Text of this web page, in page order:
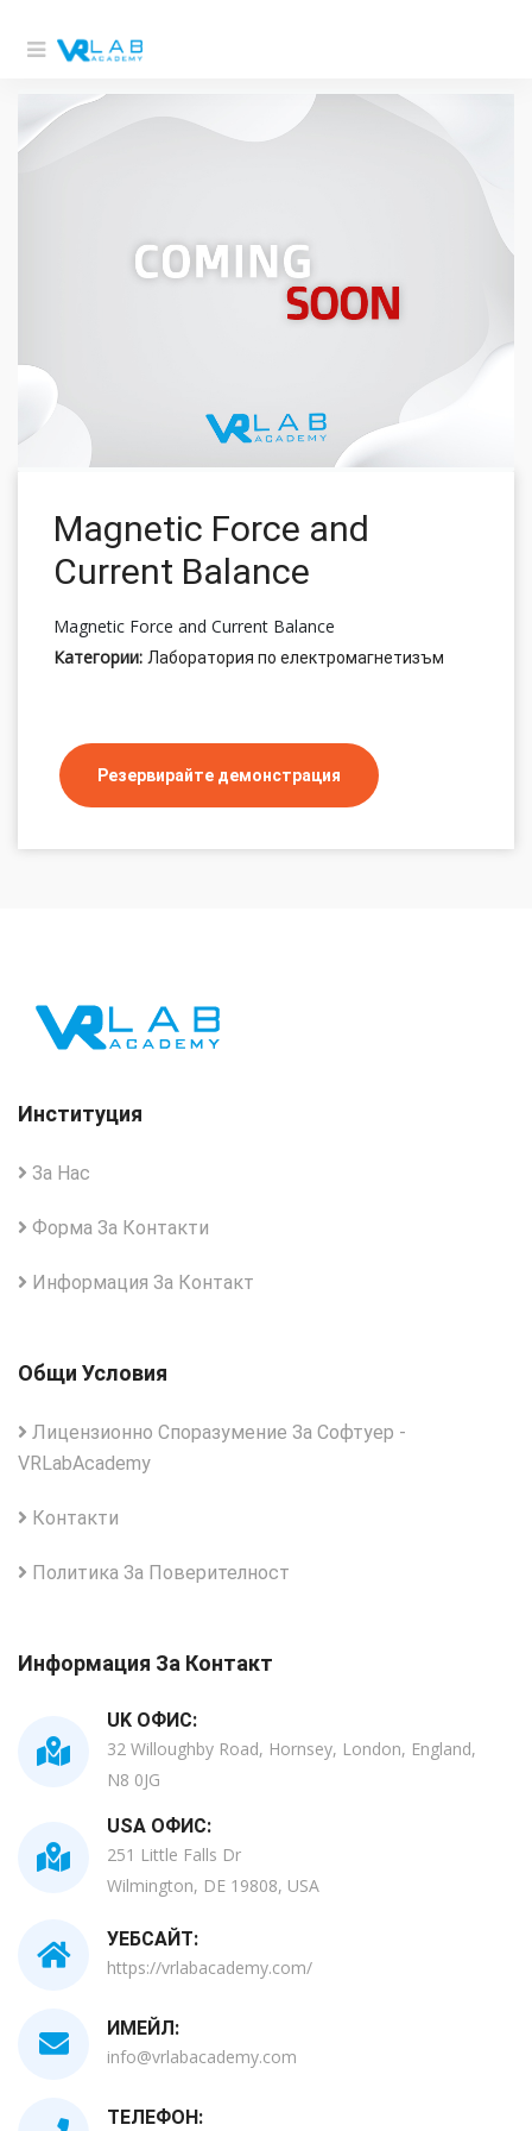
Magnetic Force and
Current Balance
Magnetic Force and Current Balance
Категории: Лаборатория по електромагнетизъм
Резервирайте демонстрация
Институция
За Нас
Форма За Контакти
Информация За Контакт
Общи Условия
Лицензионно Споразумение За Софтуер -
VRLabAcademy
Контакти
Политика За Поверителност
Информация За Контакт
UK ОФИС:
32 Willoughby Road, Hornsey, London, England,
N8 0JG
USA ОФИС:
251 Little Falls Dr
Wilmington, DE 19808, USA
УЕБСАЙТ:
https://vrlabacademy.com/
ИМЕЙЛ:
info@vrlabacademy.com
ТЕЛЕФОН: